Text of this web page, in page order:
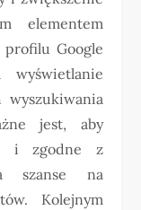
elementem
profilu Google
jest, aby
i zgodne z
szanse na
Kolejnym